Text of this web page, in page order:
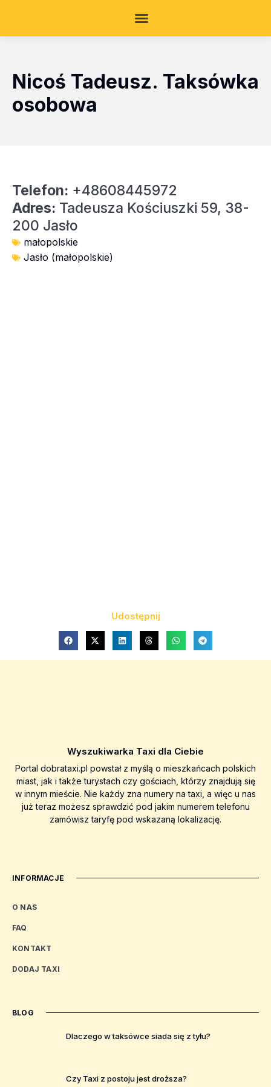
Nicoś Tadeusz. Taksówka
osobowa
Telefon: +48608445972
Adres: Tadeusza Kościuszki 59, 38-
200 Jasło
małopolskie
Jasło (małopolskie)
Udostępnij
Wyszukiwarka Taxi dla Ciebie
Portal dobrataxi.pl powstał z myślą o mieszkańcach polskich
miast, jak i także turystach czy gościach, którzy znajdują się
w innym mieście. Nie każdy zna numery na taxi, a więc u nas
już teraz możesz sprawdzić pod jakim numerem telefonu
zamówisz taryfę pod wskazaną lokalizację.
INFORMACJE
O NAS
FAQ
KONTAKT
DODAJ TAXI
BLOG
Dlaczego w taksówce siada się z tyłu?
Czy Taxi z postoju jest droższa?